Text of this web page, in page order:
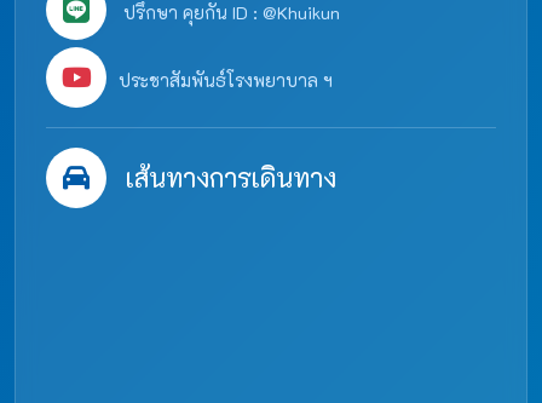
ปรึกษา คุยกัน ID : @Khuikun
ประชาสัมพันธ์โรงพยาบาล ฯ
เส้นทางการเดินทาง